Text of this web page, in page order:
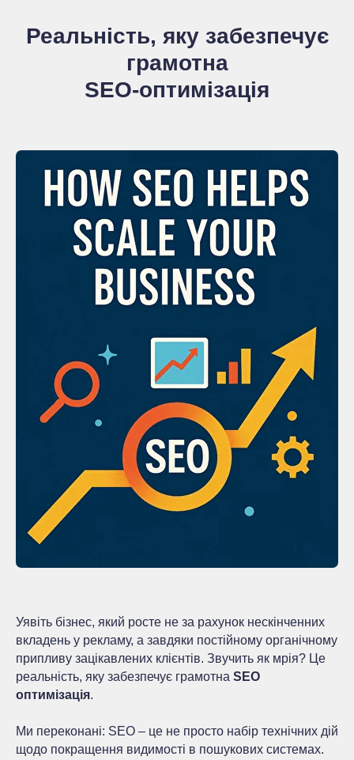
Реальність, яку забезпечує
грамотна
SEO-оптимізація
Уявіть бізнес, який росте не за рахунок нескінченних
вкладень у рекламу, а завдяки постійному органічному
припливу зацікавлених клієнтів. Звучить як мрія? Це
реальність, яку забезпечує грамотна SEO
оптимізація.
Ми переконані: SEO – це не просто набір технічних дій
щодо покращення видимості в пошукових системах.